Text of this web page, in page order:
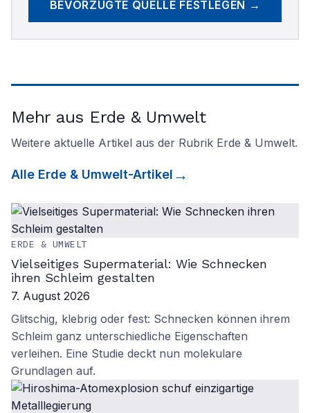
BEVORZUGTE QUELLE FESTLEGEN →
Mehr aus Erde & Umwelt
Weitere aktuelle Artikel aus der Rubrik Erde & Umwelt.
Alle Erde & Umwelt-Artikel
ERDE & UMWELT
Vielseitiges Supermaterial: Wie Schnecken
ihren Schleim gestalten
7. August 2026
Glitschig, klebrig oder fest: Schnecken können ihrem
Schleim ganz unterschiedliche Eigenschaften
verleihen. Eine Studie deckt nun molekulare
Grundlagen auf.